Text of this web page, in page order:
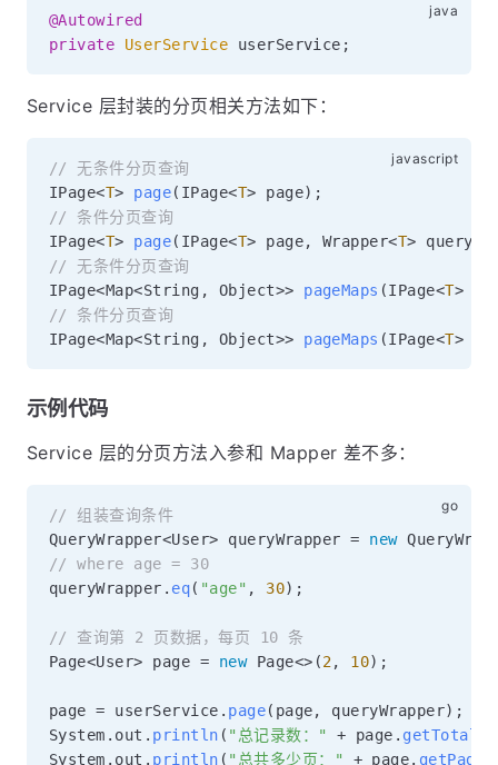
@Autowired
private
UserService userService ;
Service 层封装的分页相关方法如下：
// 无条件分页查询
IPage<T> page( IPage<T> page) ;
// 条件分页查询
IPage<T> page( IPage<T> page, Wrapper<T>
// 无条件分页查询
IPage<Map<String , Object>> pageMaps (IPage<T>
// 条件分页查询
IPage<Map<String , Object>> pageMaps (IPage<T>
示例代码
Service 层的分页方法入参和 Mapper 差不多：
// 组装查询条件
QueryWrapper<User> queryWrapper = new
// where age = 30
queryWrapper . eq( "age" , 30) ;
// 查询第 2 页数据，每页 10 条
Page<User> page = new Page<> (2, 10) ;
page = userService . page( page, queryWrapper) ;
System . out . println ( "总记录数：" + page . getTotal
System . out . println ( "总共多少页：" + page. getPages